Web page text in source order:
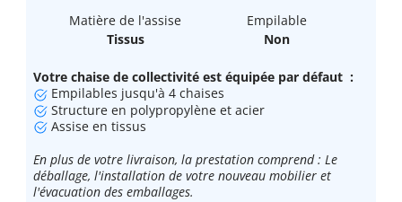
Matière de l'assise
Tissus
Empilable
Non
Votre chaise de collectivité est équipée par défaut :
Empilables jusqu'à 4 chaises
Structure en polypropylène et acier
Assise en tissus
En plus de votre livraison, la prestation comprend : Le
déballage, l'installation de votre nouveau mobilier et
l'évacuation des emballages.